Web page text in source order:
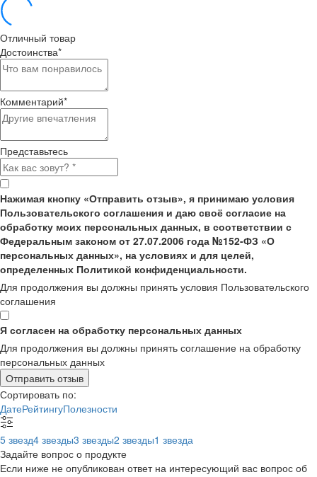
Отличный товар
Достоинства*
Комментарий*
Представьтесь
Нажимая кнопку «Отправить отзыв», я принимаю условия
Пользовательского соглашения и даю своё согласие на
обработку моих персональных данных, в соответствии с
Федеральным законом от 27.07.2006 года №152-ФЗ «О
персональных данных», на условиях и для целей,
определенных Политикой конфиденциальности.
Для продолжения вы должны принять условия Пользовательского
соглашения
Я согласен на обработку персональных данных
Для продолжения вы должны принять соглашение на обработку
персональных данных
Отправить отзыв
Сортировать по:
ДатеРейтингуПолезности
5 звезд4 звезды3 звезды2 звезды1 звезда
Задайте вопрос о продукте
Если ниже не опубликован ответ на интересующий вас вопрос об